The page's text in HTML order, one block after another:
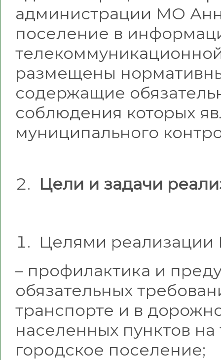
администрации МО
поселение в
размещены
содержащие
соблюдения которых
муниципального
Цели и задачи
Целями реализации
– профилактика и
обязательных
транспорте и в
населенных пунктов
городское поселение;